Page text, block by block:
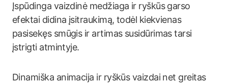
Įspūdinga vaizdinė medžiaga ir ryškūs garso
efektai didina įsitraukimą, todėl kiekvienas
pasisekęs smūgis ir artimas susidūrimas tarsi
įstrigti atmintyje.
Dinamiška animacija ir ryškūs vaizdai net greitas